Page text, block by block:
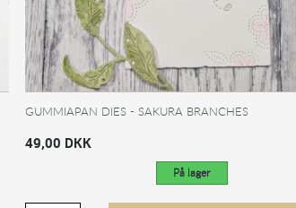
GUMMIAPAN DIES - SAKURA BRANCHES
49,00 DKK
På lager